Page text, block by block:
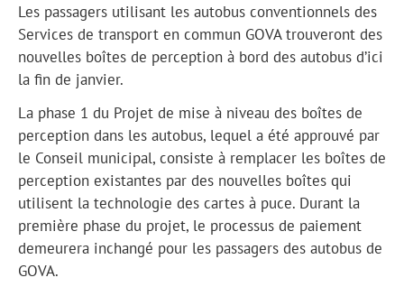
Les passagers utilisant les autobus conventionnels des
Services de transport en commun GOVA trouveront des
nouvelles boîtes de perception à bord des autobus d’ici
la fin de janvier.
La phase 1 du Projet de mise à niveau des boîtes de
perception dans les autobus, lequel a été approuvé par
le Conseil municipal, consiste à remplacer les boîtes de
perception existantes par des nouvelles boîtes qui
utilisent la technologie des cartes à puce. Durant la
première phase du projet, le processus de paiement
demeurera inchangé pour les passagers des autobus de
GOVA.